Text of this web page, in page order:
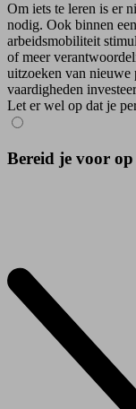
Om iets te leren is er
nodig. Ook binnen
arbeidsmobiliteit
of meer
uitzoeken van nieuwe
vaardigheden
Let er wel op dat je
Bereid je voor